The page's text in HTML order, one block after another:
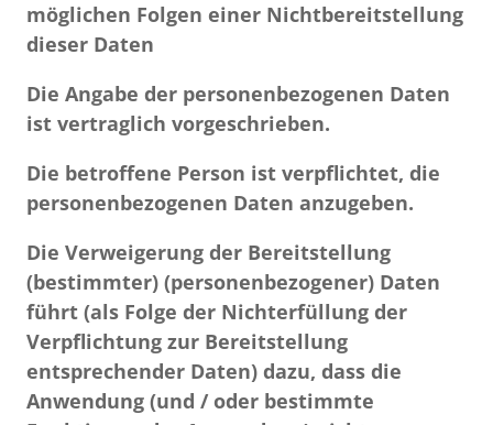
möglichen Folgen einer Nichtbereitstellung
dieser Daten
Die Angabe der personenbezogenen Daten
ist vertraglich vorgeschrieben.
Die betroffene Person ist verpflichtet, die
personenbezogenen Daten anzugeben.
Die Verweigerung der Bereitstellung
(bestimmter) (personenbezogener) Daten
führt (als Folge der Nichterfüllung der
Verpflichtung zur Bereitstellung
entsprechender Daten) dazu, dass die
Anwendung (und / oder bestimmte